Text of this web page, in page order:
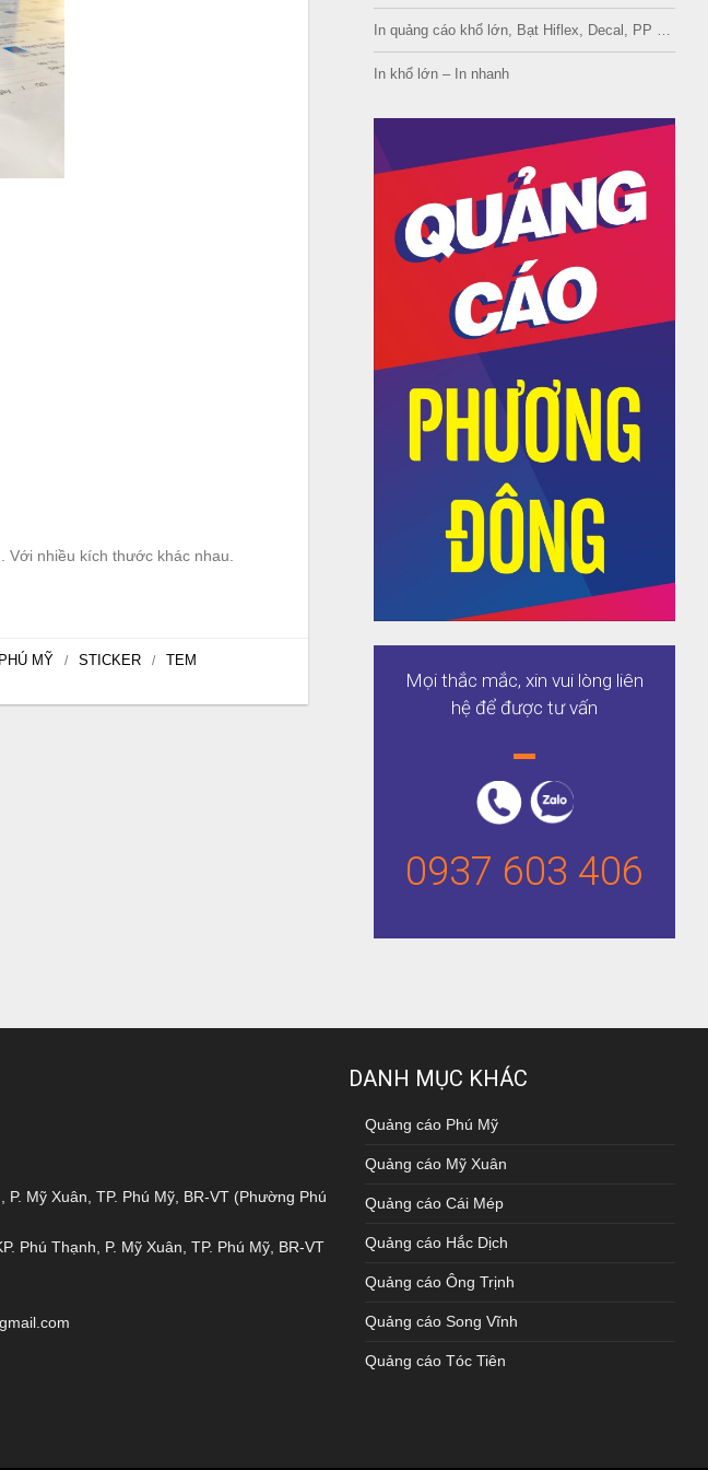
nhiều kích thước khác nhau.
MỸ / STICKER /
TEM
In quảng cáo khổ lớn, Bạt Hiflex, Decal, PP …
In khổ lớn – In nhanh
Mọi thắc mắc, xin vui lòng liên
hệ để được tư vấn
0937 603 406
Mỹ Xuân, TP. Phú Mỹ, BR-VT (Phường Phú
Phú Thạnh, P. Mỹ Xuân, TP. Phú Mỹ, BR-VT
DANH MỤC KHÁC
Quảng cáo Phú Mỹ
Quảng cáo Mỹ Xuân
Quảng cáo Cái Mép
Quảng cáo Hắc Dịch
Quảng cáo Ông Trịnh
Quảng cáo Song Vĩnh
Quảng cáo Tóc Tiên